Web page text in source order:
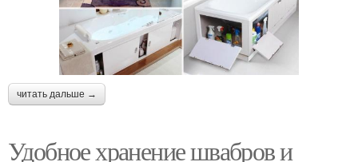
читать дальше →
Удобное хранение швабров и